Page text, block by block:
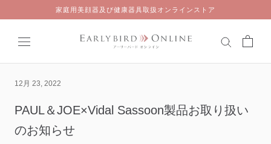
to
家庭用美顔器及び健康器具取扱オンラインストア
12月 23, 2022
PAUL＆JOE×Vidal Sassoon製品お取り扱い
のお知らせ